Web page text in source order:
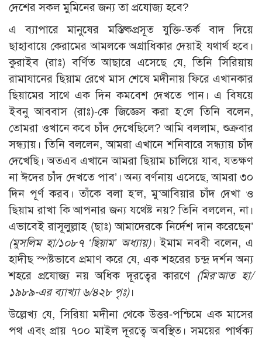
দেশের সকল মুমিনের জন্য তা প্রযোজ্য হবে?
এ ব্যাপারে মানুষের মস্তিষ্কপ্রসূত যুক্তি-তর্ক বাদ দিয়ে
ছাহাবায়ে কেরামের আমলকে অগ্রাধিকার দেয়াই যথার্থ হবে।
কুরাইব (রাঃ) বর্ণিত আছারে এসেছে যে, তিনি সিরিয়ায়
রামাযানের ছিয়াম রেখে মাস শেষে মদীনায় ফিরে এখানকার
ছিয়ামের সাথে এক দিন কমবেশ দেখতে পান। এ বিষয়ে
ইবনু আববাস (রাঃ)-কে জিজ্ঞেস করা হ’লে তিনি বলেন,
তোমরা ওখানে কবে চাঁদ দেখেছিলে? আমি বললাম, শুক্রবার
সন্ধ্যায়। তিনি বললেন, আমরা এখানে শনিবারে সন্ধ্যায় চাঁদ
দেখেছি। অতএব এখানে আমরা ছিয়াম চালিয়ে যাব, যতক্ষণ
না ঈদের চাঁদ দেখতে পাব’। অন্য বর্ণনায় এসেছে, আমরা ৩০
দিন পূর্ণ করব। তাঁকে বলা হ’ল, মু‘আবিয়ার চাঁদ দেখা ও
ছিয়াম রাখা কি আপনার জন্য যথেষ্ট নয়? তিনি বললেন, না।
এভাবেই রাসূলুল্লাহ (ছাঃ) আমাদেরকে নির্দেশ দান করেছেন’
(মুসলিম হা/১০৮৭ ‘ছিয়াম’ অধ্যায়)। ইমাম নববী বলেন, এ
হাদীছ স্পষ্টভাবে প্রমাণ করে যে, এক শহরের চন্দ্র দর্শন অন্য
শহরে প্রযোজ্য নয় অধিক দূরত্বের কারণে(মির‘আত হা/
১৯৮৯-এর ব্যাখ্যা ৬/৪২৮ পৃঃ)।
উল্লেখ্য যে, সিরিয়া মদীনা থেকে উত্তর-পশ্চিমে এক মাসের
পথ এবং প্রায় ৭০০ মাইল দূরত্বে অবস্থিত। সময়ের পার্থক্য